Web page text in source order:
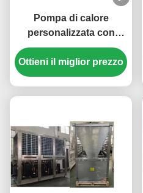
Pompa di calore
personalizzata con
sorgente d'aria da 175
kW con tubo a guscio
orizzontale e
efficiente
Ottieni il miglior prezzo